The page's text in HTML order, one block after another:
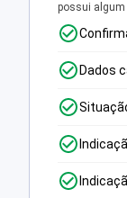
possui algum
Dados